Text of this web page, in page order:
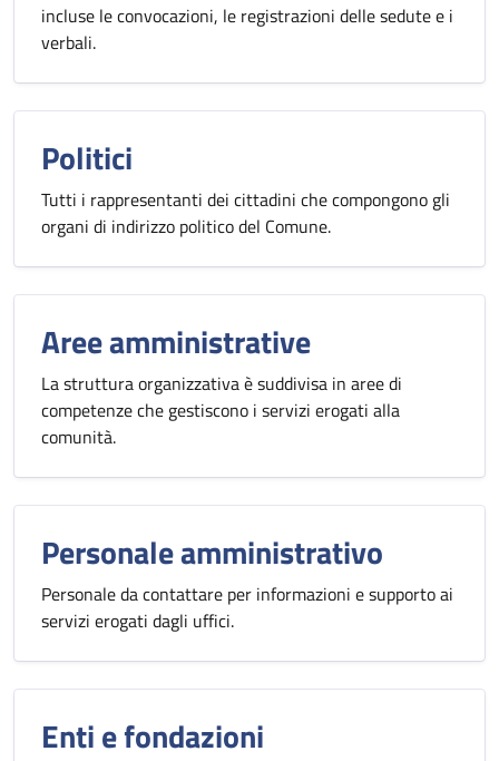
incluse le convocazioni, le registrazioni delle sedute e i
verbali.
Politici
Tutti i rappresentanti dei cittadini che compongono gli
organi di indirizzo politico del Comune.
Aree amministrative
La struttura organizzativa è suddivisa in aree di
competenze che gestiscono i servizi erogati alla
comunità.
Personale amministrativo
Personale da contattare per informazioni e supporto ai
servizi erogati dagli uffici.
Enti e fondazioni